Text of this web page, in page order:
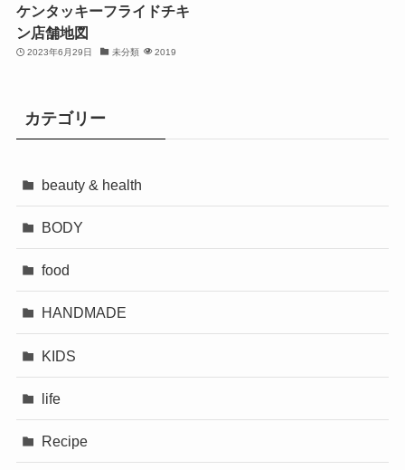
ケンタッキーフライドチキ
ン店舗地図
2023年6月29日 未分類 2019
カテゴリー
beauty & health
BODY
food
HANDMADE
KIDS
life
Recipe